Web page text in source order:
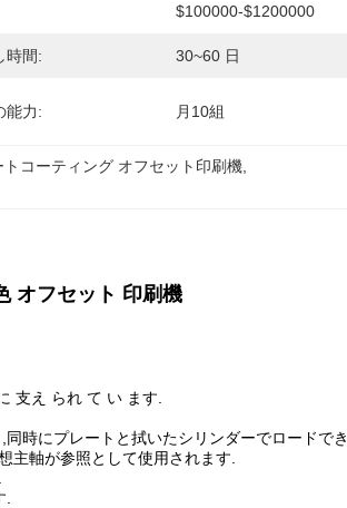
$100000-$1200000
時間: 30~60 日
能力: 月10組
トコーティング オフセット印刷機
オフセット 印刷機
支え られ て い ます.
時にプレートと拭いたシリンダーでロードで
主軸が参照として使用されます.